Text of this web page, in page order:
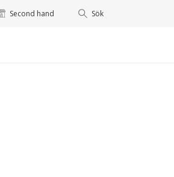
Second hand Sök